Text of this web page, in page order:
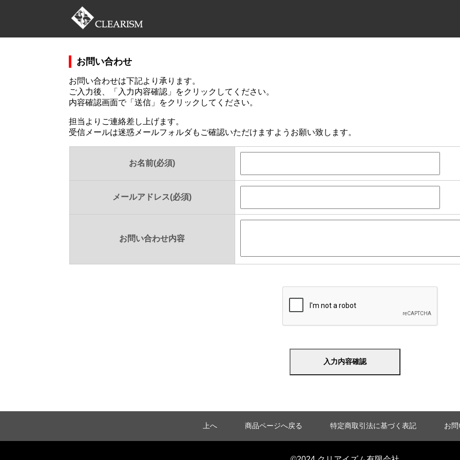
お問い合わせ
お問い合わせは下記より承ります。
ご入力後、「入力内容確認」をクリックしてください。
内容確認画面で「送信」をクリックしてください。
担当よりご連絡差し上げます。
受信メールは迷惑メールフォルダもご確認いただけますようお願い致します。
お名前(必須)
メールアドレス(必須)
お問い合わせ内容
上へ 商品ページへ戻る 特定商取引法に基づく表記 お